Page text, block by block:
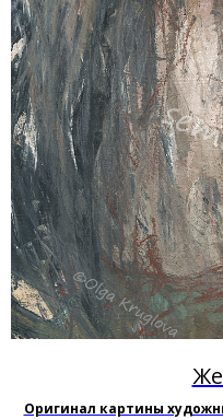
Оригинал картины